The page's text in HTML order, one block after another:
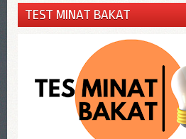
TEST MINAT BAKAT